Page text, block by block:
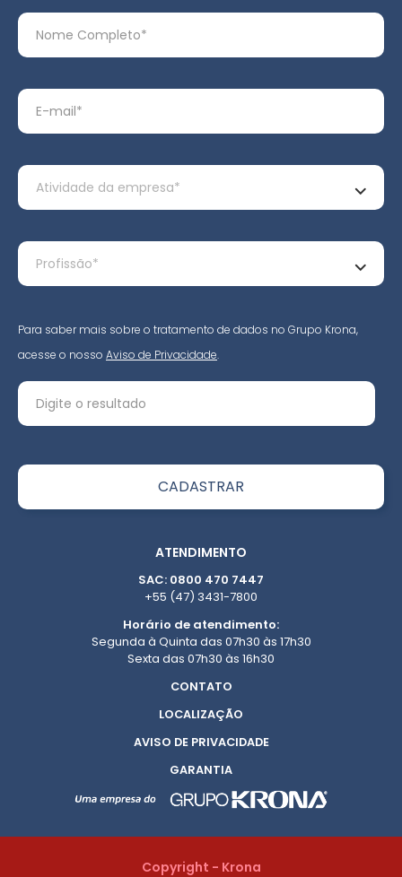
Para saber mais sobre o tratamento de dados no Grupo Krona,
acesse o nosso Aviso de Privacidade.
ATENDIMENTO
SAC: 0800 470 7447
+55 (47) 3431-7800
Horário de atendimento:
Segunda à Quinta das 07h30 às 17h30
Sexta das 07h30 às 16h30
CONTATO
LOCALIZAÇÃO
AVISO DE PRIVACIDADE
GARANTIA
Copyright - Krona